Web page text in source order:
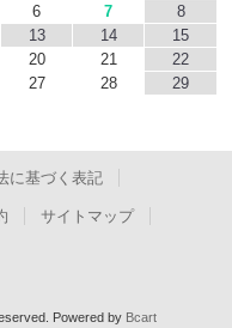
6 7
8
13 14
15
20 21
22
27 28
29
に基づく表記
サイトマップ
Powered by Bcart